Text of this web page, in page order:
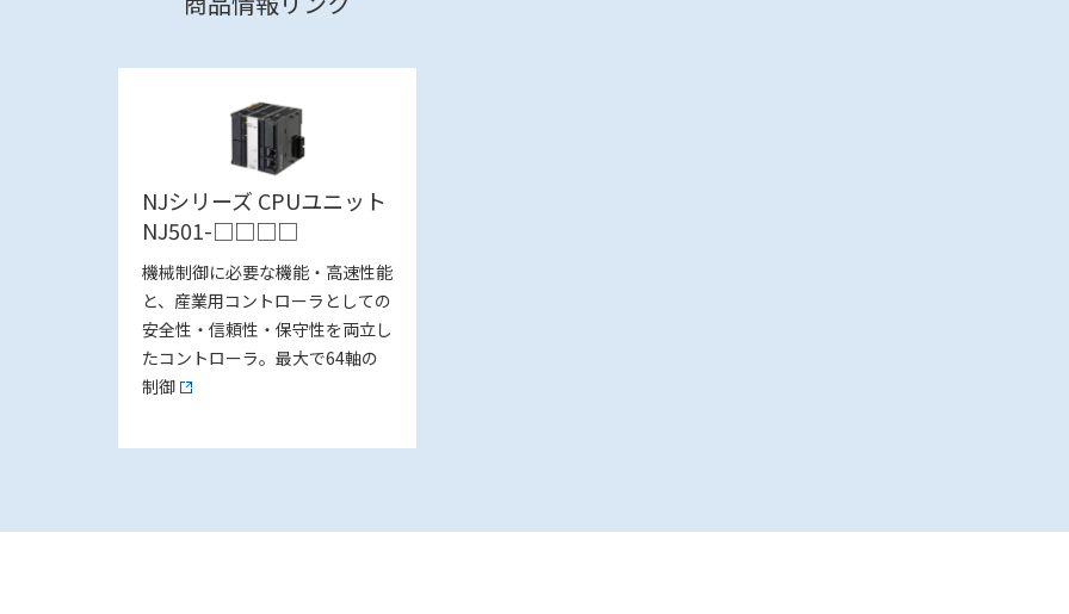
NJシリーズ CPUユニット
NJ501-□□□□
機械制御に必要な機能・高速性能
と、産業用コントローラとしての
安全性・信頼性・保守性を両立し
たコントローラ。最大で64軸の
制御